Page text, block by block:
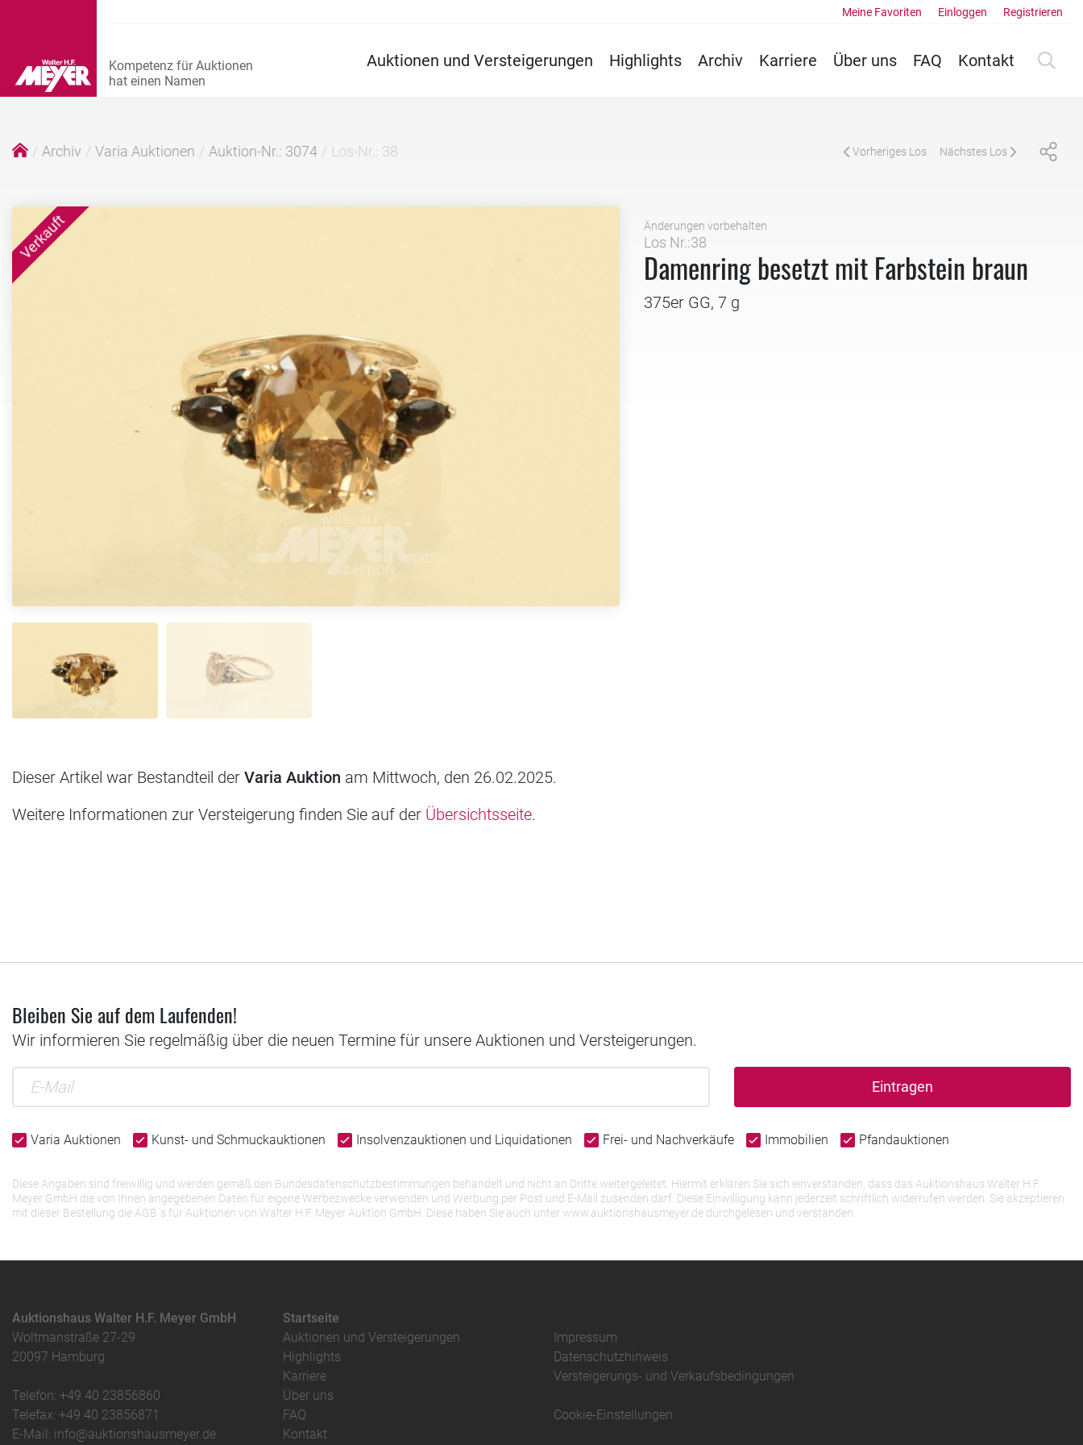
Auktionen und Versteigerungen Highlights Archiv Karriere Über uns FAQ Kontakt
Meine Favoriten Einloggen Registrieren
Archiv Varia Auktionen Auktion-Nr.: 3074 Los-Nr.: 38 Vorheriges Los Nächstes Los
Änderungen vorbehalten
Los Nr.:38
Damenring besetzt mit Farbstein braun
375er GG, 7 g
Dieser Artikel war Bestandteil der Varia Auktion am Mittwoch, den 26.02.2025.
Weitere Informationen zur Versteigerung finden Sie auf der Übersichtsseite.
Bleiben Sie auf dem Laufenden!
Wir informieren Sie regelmäßig über die neuen Termine für unsere Auktionen und Versteigerungen.
Eintragen
Varia Auktionen Kunst- und Schmuckauktionen Insolvenzauktionen und Liquidationen Frei- und Nachverkäufe Immobilien Pfandauktionen
Diese Angaben sind freiwillig und werden gemäß den Bundesdatenschutzbestimmungen behandelt und nicht an Dritte weitergeleitet. Hiermit erklären Sie sich einverstanden, dass das Auktionshaus Walter H.F.
Meyer GmbH die von Ihnen angegebenen Daten für eigene Werbezwecke verwenden und Werbung per Post und E-Mail zusenden darf. Diese Einwilligung kann jederzeit schriftlich widerrufen werden. Sie akzeptieren
mit dieser Bestellung die AGB`s für Auktionen von Walter H.F. Meyer Auktion GmbH. Diese haben Sie auch unter www.auktionshausmeyer.de durchgelesen und verstanden.
Auktionshaus Walter H.F. Meyer GmbH
Woltmanstraße 27-29
20097 Hamburg
Telefon: +49 40 23856860
Telefax: +49 40 23856871
E-Mail: info@auktionshausmeyer.de
Startseite
Auktionen und Versteigerungen
Highlights
Karriere
Über uns
FAQ
Kontakt
Impressum
Datenschutzhinweis
Versteigerungs- und Verkaufsbedingungen
Cookie-Einstellungen